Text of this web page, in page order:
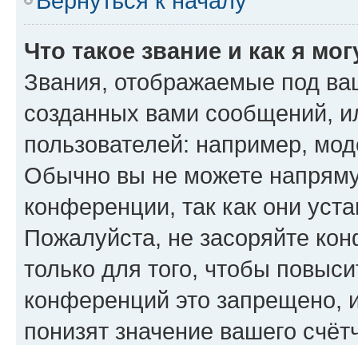
Что такое звание и как я
Звания, отображаемые под
созданных вами сообщений,
пользователей: например,
Обычно вы не можете
конференции, так как они
Пожалуйста, не засоряйте
только для того, чтобы
конференций это запрещено,
понизят значение вашего